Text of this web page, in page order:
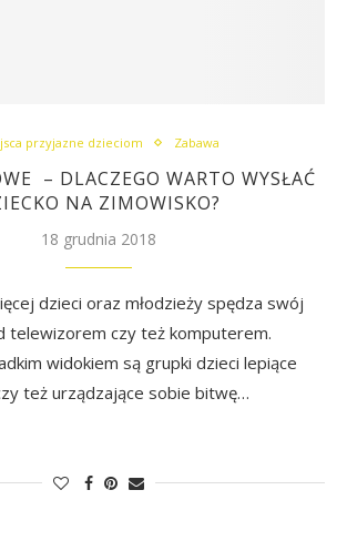
przyjazne dzieciom Zabawa
– DLACZEGO WARTO WYSŁAĆ
NA ZIMOWISKO?
18 grudnia 2018
dzieci oraz młodzieży spędza swój
telewizorem czy też komputerem.
widokiem są grupki dzieci lepiące
też urządzające sobie bitwę…